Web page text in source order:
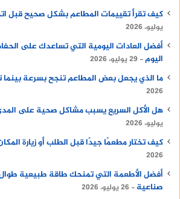
كيف تقرأ تقييمات المطاعم بشكل صحيح قبل
يوليو، 2026
أفضل العادات اليومية التي تساعدك على
اليوم
29 يوليو، 2026
ما الذي يجعل بعض المطاعم تنجح بسرعة
2026
هل الأكل السريع يسبب مشاكل صحية على
يوليو، 2026
كيف تختار مطعمًا جيدًا قبل الطلب أو زيارة
2026
أفضل الأطعمة التي تمنحك طاقة طبيعية
صناعية
26 يوليو، 2026